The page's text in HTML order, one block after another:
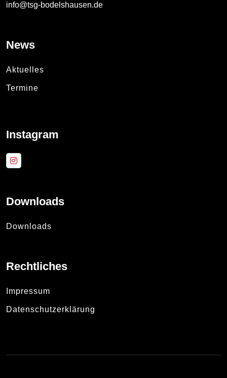
info@tsg-bodelshausen.de
News
Aktuelles
Termine
Instagram
Downloads
Downloads
Rechtliches
Impressum
Datenschutzerklärung